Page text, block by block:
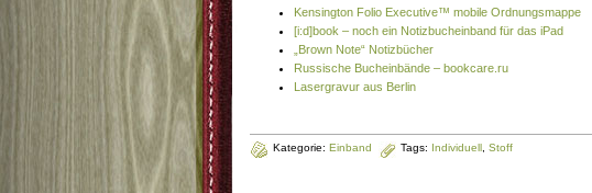
Kensington Folio Executive™ mobile Ordnungsmappe
[i:d]book – noch ein Notizbucheinband für das iPad
„Brown Note“ Notizbücher
Russische Bucheinbände – bookcare.ru
Lasergravur aus Berlin
Kategorie: Einband Tags: Individuell Stoff